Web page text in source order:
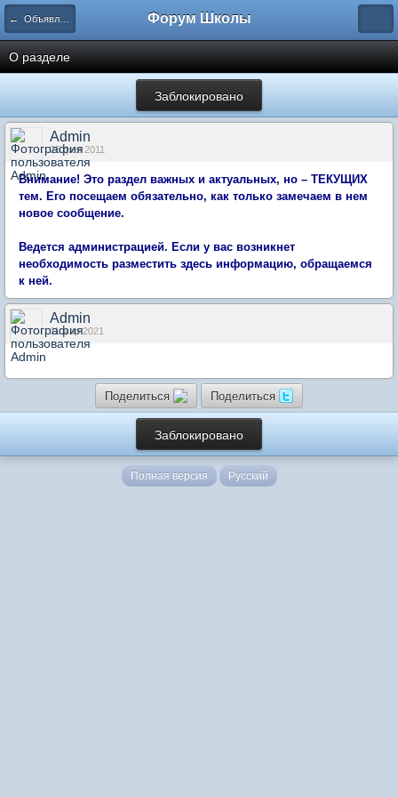
← Объявления Форум Школы
О разделе
Заблокировано
Admin
25 фев 2011
Внимание! Это раздел важных и актуальных, но – ТЕКУЩИХ
тем. Его посещаем обязательно, как только замечаем в нем
новое сообщение.
Ведется администрацией. Если у вас возникнет
необходимость разместить здесь информацию, обращаемся
к ней.
Admin
11 мар 2021
...
Поделиться Поделиться
Заблокировано
Полная версия Русский